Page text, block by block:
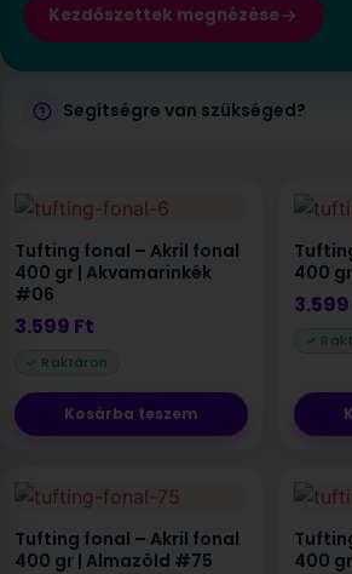
Kezdőszettek megnézése
Segítségre van szükséged?
Tufting fonal – Akril fonal
400 gr | Akvamarinkék
#06
3.599 Ft
Kosárba teszem
400
3.599
Tufting fonal – Akril fonal
400 gr | Almazöld #75
400